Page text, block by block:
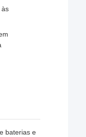
às
baterias e